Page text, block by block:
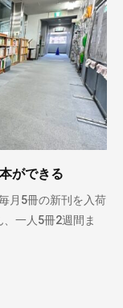
ができる
月5冊の新刊を入荷
一人5冊2週間ま